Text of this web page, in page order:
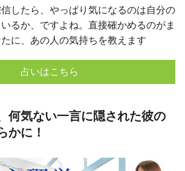
したら、やっぱり気になるのは自分の
るか、ですよね。直接確かめるのがま
に、あの人の気持ちを教えます
占いはこちら
何気ない一言に隠された彼の
かに！